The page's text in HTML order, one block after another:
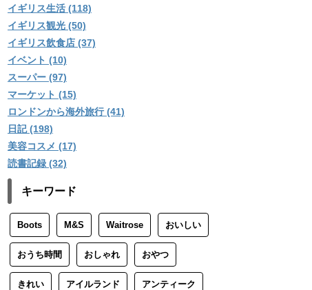
イギリス生活 (118)
イギリス観光 (50)
イギリス飲食店 (37)
イベント (10)
スーパー (97)
マーケット (15)
ロンドンから海外旅行 (41)
日記 (198)
美容コスメ (17)
読書記録 (32)
キーワード
Boots M&S Waitrose おいしい
おうち時間 おしゃれ おやつ
きれい アイルランド アンティーク